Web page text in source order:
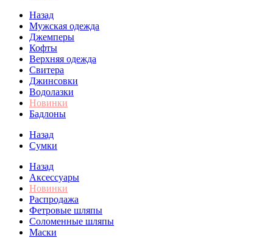
Назад
Мужская одежда
Джемперы
Кофты
Верхняя одежда
Свитера
Джинсовки
Водолазки
Новинки
Бадлоны
Назад
Сумки
Назад
Аксессуары
Новинки
Распродажа
Фетровые шляпы
Соломенные шляпы
Маски